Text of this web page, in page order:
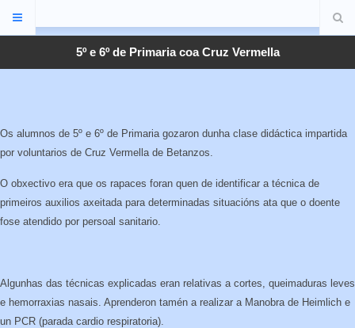
5º e 6º de Primaria coa Cruz Vermella
Os alumnos de 5º e 6º de Primaria gozaron dunha clase didáctica impartida
por voluntarios de Cruz Vermella de Betanzos.
O obxectivo era que os rapaces foran quen de identificar a técnica de
primeiros auxilios axeitada para determinadas situacións ata que o doente
fose atendido por persoal sanitario.
Algunhas das técnicas explicadas eran relativas a cortes, queimaduras leves
e hemorraxias nasais. Aprenderon tamén a realizar a Manobra de Heimlich e
un PCR (parada cardio respiratoria).